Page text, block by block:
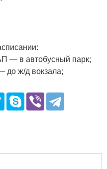
— в автобусный парк;
до ж/д вокзала;